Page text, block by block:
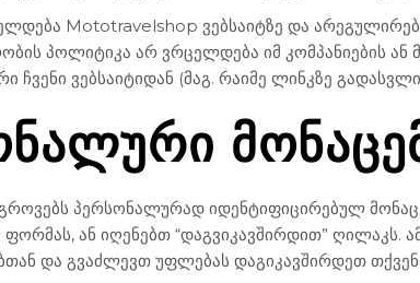
Mototravelshop ვებსაიტზე და
პოლიტიკა არ ვრცელდება იმ კომპანიების
ჩვენი ვებსაიტიდან (მაგ. რაიმე ლინკზე
პერსონალურად იდენტიფიცირებულ
ან იღენებთ “დაგვიკავშირდით” ღილაკს.
და გვაძლევთ უფლებას დაგიკავშირდეთ